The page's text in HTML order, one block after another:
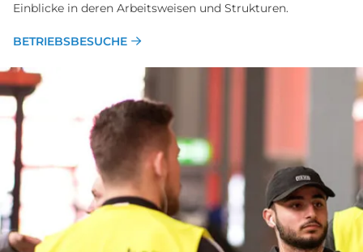
Einblicke in deren Arbeitsweisen und Strukturen.
BETRIEBSBESUCHE